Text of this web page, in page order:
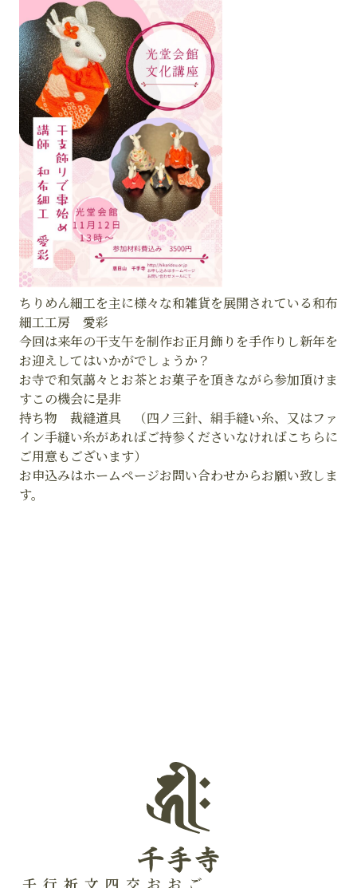
ちりめん細工を主に様々な和雑貨を展開されている和布
細工工房 愛彩
今回は来年の干支午を制作お正月飾りを手作りし新年を
お迎えしてはいかがでしょうか？
お寺で和気藹々とお茶とお菓子を頂きながら参加頂けま
すこの機会に是非
持ち物 裁縫道具 （四ノ三針、絹手縫い糸、又はファ
イン手縫い糸があればご持参くださいなければこちらに
ご用意もございます）
お申込みはホームページお問い合わせからお願い致しま
す。